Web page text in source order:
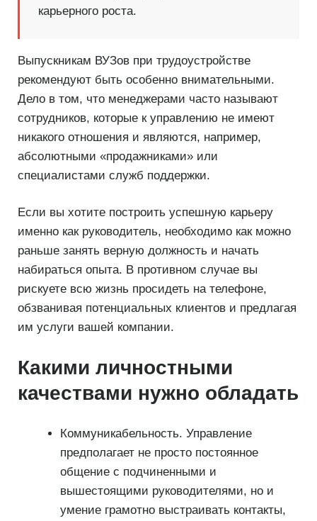
карьерного роста.
Выпускникам ВУЗов при трудоустройстве
рекомендуют быть особенно внимательными.
Дело в том, что менеджерами часто называют
сотрудников, которые к управлению не имеют
никакого отношения и являются, например,
абсолютными «продажниками» или
специалистами служб поддержки.
Если вы хотите построить успешную карьеру
именно как руководитель, необходимо как можно
раньше занять верную должность и начать
набираться опыта. В противном случае вы
рискуете всю жизнь просидеть на телефоне,
обзванивая потенциальных клиентов и предлагая
им услуги вашей компании.
Какими личностными
качествами нужно обладать
Коммуникабельность. Управление
предполагает не просто постоянное
общение с подчиненными и
вышестоящими руководителями, но и
умение грамотно выстраивать контакты,